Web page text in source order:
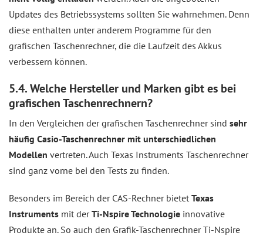
Updates des Betriebssystems sollten Sie wahrnehmen. Denn
diese enthalten unter anderem Programme für den
grafischen Taschenrechner, die die Laufzeit des Akkus
verbessern können.
5.4. Welche Hersteller und Marken gibt es bei
grafischen Taschenrechnern?
In den Vergleichen der grafischen Taschenrechner sind sehr
häufig Casio-Taschenrechner mit unterschiedlichen
Modellen vertreten. Auch Texas Instruments Taschenrechner
sind ganz vorne bei den Tests zu finden.
Besonders im Bereich der CAS-Rechner bietet Texas
Instruments mit derTi-Nspire Technologie innovative
Produkte an. So auch den Grafik-Taschenrechner Ti-Nspire